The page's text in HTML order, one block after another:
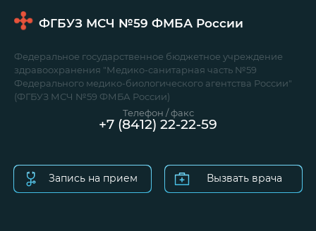
ФГБУЗ МСЧ №59 ФМБА России
Федеральное государственное бюджетное учреждение
здравоохранения "Медико-санитарная часть №59
Федерального медико-биологического агентства России"
(ФГБУЗ МСЧ №59 ФМБА России)
Запись на прием Вызвать врача
Телефон / факс
+7 (8412) 22-22-59